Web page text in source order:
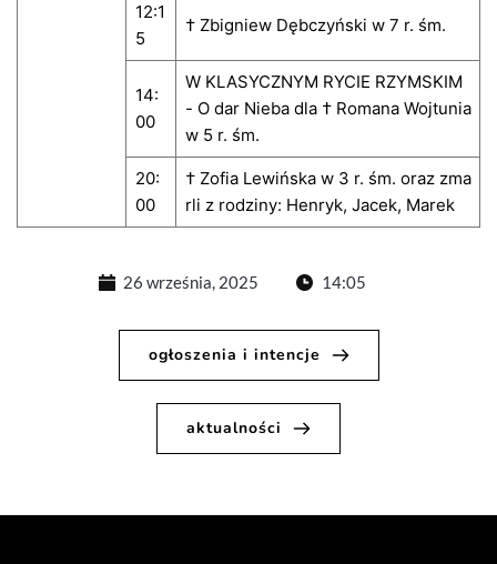
12:1
5
† Zbigniew Dębczyński w 7 r. śm.
14:
00
W KLASYCZNYM RYCIE RZYMSKIM
- O dar Nieba dla † Romana Wojtunia
w 5 r. śm.
20:
00
† Zofia Lewińska w 3 r. śm. oraz zma
rli z rodziny: Henryk, Jacek, Marek
26 września, 2025 14:05
ogłoszenia i intencje
aktualności